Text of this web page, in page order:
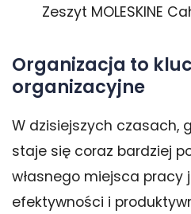
Zeszyt MOLESKINE
Organizacja to
organizacyjne
W dzisiejszych czasach,
staje się coraz bardziej
własnego miejsca pracy
efektywności i